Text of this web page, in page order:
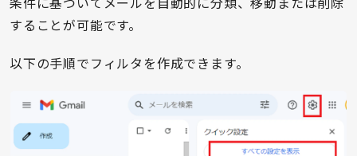
することが可能です。
以下の手順でフィルタを作成できます。